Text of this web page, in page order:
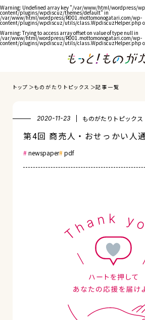
Warning: Undefined array key "/var/www/html/wordpress/
content/plugins/wpdiscuz/themes/default" in
/var/www/html/wordpress/R001.mottomonogatari.com/wp-
content/plugins/wpdiscuz/utils/class.WpdiscuzHelper.php
Warning: Trying to access array offset on value of type null in
/var/www/html/wordpress/R001.mottomonogatari.com/wp-
content/plugins/wpdiscuz/utils/class.WpdiscuzHelper.php
トップ ものがたりトピックス 記事一覧
2020-11-23 ものがたりトピックス
第4回 商売人・おせっかい人
newspaper pdf